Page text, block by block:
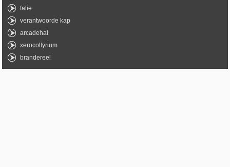
falie
verantwoorde kap
arcadehal
xerocollyrium
brandereel